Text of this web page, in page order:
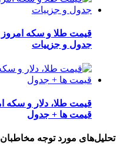
جدول و جزییات
قیمت ها + جدول
تحلیل‌های مورد توجه مخاطبان